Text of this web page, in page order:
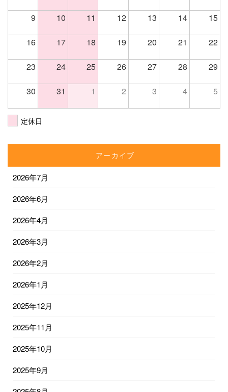
9 10 11 12 13 14 15
16 17 18 19 20 21 22
23 24 25 26 27 28 29
30 31 1 2 3 4 5
定休日
アーカイブ
2026年7月
2026年6月
2026年4月
2026年3月
2026年2月
2026年1月
2025年12月
2025年11月
2025年10月
2025年9月